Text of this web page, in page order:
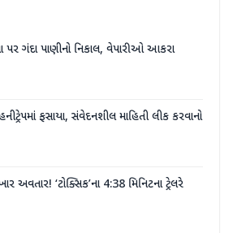
પર ગંદા પાણીનો નિકાલ, વેપારીઓ આકરા
ફસાયા, સંવેદનશીલ માહિતી લીક કરવાનો
અવતાર! ‘ટોક્સિક’ના 4:38 મિનિટના ટ્રેલરે